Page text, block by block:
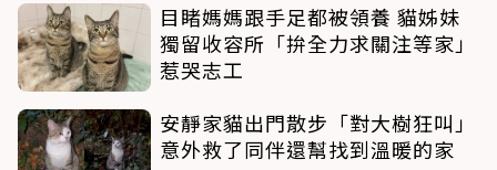
目睹媽媽跟手足都被領養 貓姊妹
獨留收容所「拚全力求關注等家」
惹哭志工
安靜家貓出門散步「對大樹狂叫」
意外救了同伴還幫找到溫暖的家